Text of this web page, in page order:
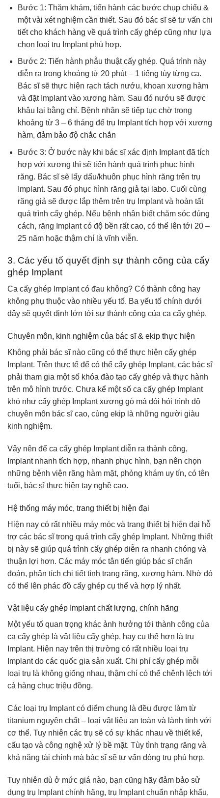
Bước 1: Thăm khám, tiến hành các bước chụp chiếu &
một vài xét nghiệm cần thiết. Sau đó bác sĩ sẽ tư vấn chi
tiết cho khách hàng về quá trình cấy ghép cũng như lựa
chọn loại trụ Implant phù hợp.
Bước 2: Tiến hành phẫu thuật cấy ghép. Quá trình này
diễn ra trong khoảng từ 20 phút – 1 tiếng tùy từng ca.
Bác sĩ sẽ thực hiện rạch tách nướu, khoan xương hàm
và đặt Implant vào xương hàm. Sau đó nướu sẽ được
khâu lại bằng chỉ. Bệnh nhân sẽ tiếp tục chờ trong
khoảng từ 3 – 6 tháng để trụ Implant tích hợp với xương
hàm, đảm bảo độ chắc chắn
Bước 3: Ở bước này khi bác sĩ xác định Implant đã tích
hợp với xương thì sẽ tiến hành quá trình phục hình
răng. Bác sĩ sẽ lấy dấu/khuôn phục hình răng trên trụ
Implant. Sau đó phục hình răng giả tại labo. Cuối cùng
răng giả sẽ được lắp thêm trên trụ Implant và hoàn tất
quá trình cấy ghép. Nếu bệnh nhân biết chăm sóc đúng
cách, răng Implant có độ bền rất cao, có thể lên tới 20 –
25 năm hoặc thậm chí là vĩnh viễn.
3. Các yếu tố quyết định sự thành công của cấy
ghép Implant
Ca cấy ghép Implant có đau không? Có thành công hay
không phụ thuộc vào nhiều yếu tố. Ba yếu tố chính dưới
đây sẽ quyết định lớn tới sự thành công của ca cấy ghép.
Chuyên môn, kinh nghiệm của bác sĩ & ekip thực hiện
Không phải bác sĩ nào cũng có thể thực hiện cấy ghép
Implant. Trên thực tế để có thể cấy ghép Implant, các bác sĩ
phải tham gia một số khóa đào tạo cấy ghép và thực hành
trên mô hình trước. Chưa kể một số ca cấy ghép Implant
khó như cấy ghép Implant xương gò má đòi hỏi trình độ
chuyên môn bác sĩ cao, cùng ekip là những người giàu
kinh nghiệm.
Vậy nên để ca cấy ghép Implant diễn ra thành công,
Implant nhanh tích hợp, nhanh phục hình, bạn nên chọn
những bệnh viện răng hàm mặt, phòng khám uy tín, có tên
tuổi, bác sĩ thực hiện tay nghề cao.
Hệ thống máy móc, trang thiết bị hiện đại
Hiện nay có rất nhiều máy móc và trang thiết bị hiện đại hỗ
trợ các bác sĩ trong quá trình cấy ghép Implant. Những thiết
bị này sẽ giúp quá trình cấy ghép diễn ra nhanh chóng và
thuận lợi hơn. Các máy móc tân tiến giúp bác sĩ chẩn
đoán, phân tích chi tiết tình trạng răng, xương hàm. Nhờ đó
có thể lên phác đồ cấy ghép cụ thể và hợp lý nhất.
Vật liệu cấy ghép Implant chất lượng, chính hãng
Một yếu tố quan trọng khác ảnh hưởng tới thành công của
ca cấy ghép là vật liệu cấy ghép, hay cụ thể hơn là trụ
Implant. Hiện nay trên thị trường có rất nhiều loại trụ
Implant do các quốc gia sản xuất. Chi phí cấy ghép mỗi
loại trụ là không giống nhau, thậm chí có thể chênh lệch tới
cả hàng chục triệu đồng.
Các loại trụ Implant có điểm chung là đều được làm từ
titanium nguyên chất – loại vật liệu an toàn và lành tính với
cơ thể. Tuy nhiên các trụ sẽ có sự khác nhau về thiết kế,
cấu tạo và công nghệ xử lý bề mặt. Tùy tình trạng răng và
khả năng tài chính mà bác sĩ sẽ tư vấn dòng trụ phù hợp.
Tuy nhiên dù ở mức giá nào, bạn cũng hãy đảm bảo sử
dụng trụ Implant chính hãng, trụ Implant chuẩn nhập khẩu,